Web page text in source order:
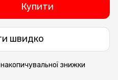
Купити
швидко
знижки